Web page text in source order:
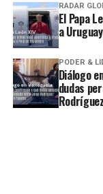
RADAR
El Papa
a
PODER &
Diálogo
dudas